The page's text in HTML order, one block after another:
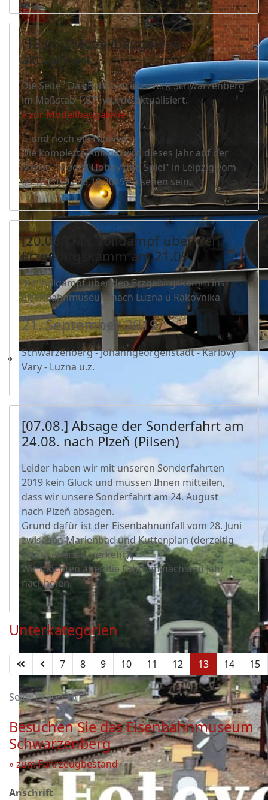
[18.09.] Modellbaugalerie
aktualisiert
Die Seite "Das Bahnbetriebswerk Schwarzenberg
im Maßstab 1:87" wurde aktualisiert.
» zur Modellbaugalerie
... und noch ein Hinweis:
Die komplette Anlage wird dieses Jahr auf der
Messe "Modell Hobby und Spiel" in Leipzig vom
03.10.2019 - 06.10.2019 zu sehen sein.
[20.08.] Mit Volldampf über den
Erzgebirgskamm am 21.09.
Mit Volldampf über den Erzgebirgskamm ins
Eisenbahnmuseum nach Luzna u Rakovnika
21. September 2019
Schwarzenberg - Johanngeorgenstadt - Karlovy
Vary - Luzna u.z.
[07.08.] Absage der Sonderfahrt am
24.08. nach Plzeň (Pilsen)
Leider haben wir mit unseren Sonderfahrten
2019 kein Glück und müssen Ihnen mitteilen,
dass wir unsere Sonderfahrt am 24. August
nach Plzeň absagen.
Grund dafür ist der Eisenbahnunfall vom 28. Juni
zwischen Marienbad und Kuttenplan (derzeitig
Schienenersatzverkehr).
Wir möchten aber die Fahrt im nächsten Jahr
nachholen.
Unterkategorien
7 8 9 10 11 12 13 14 15
Seite 13 von 16
Besuchen Sie das Eisenbahnmuseum
Schwarzenberg
» zum Fahrzeugbestand
Anschrift